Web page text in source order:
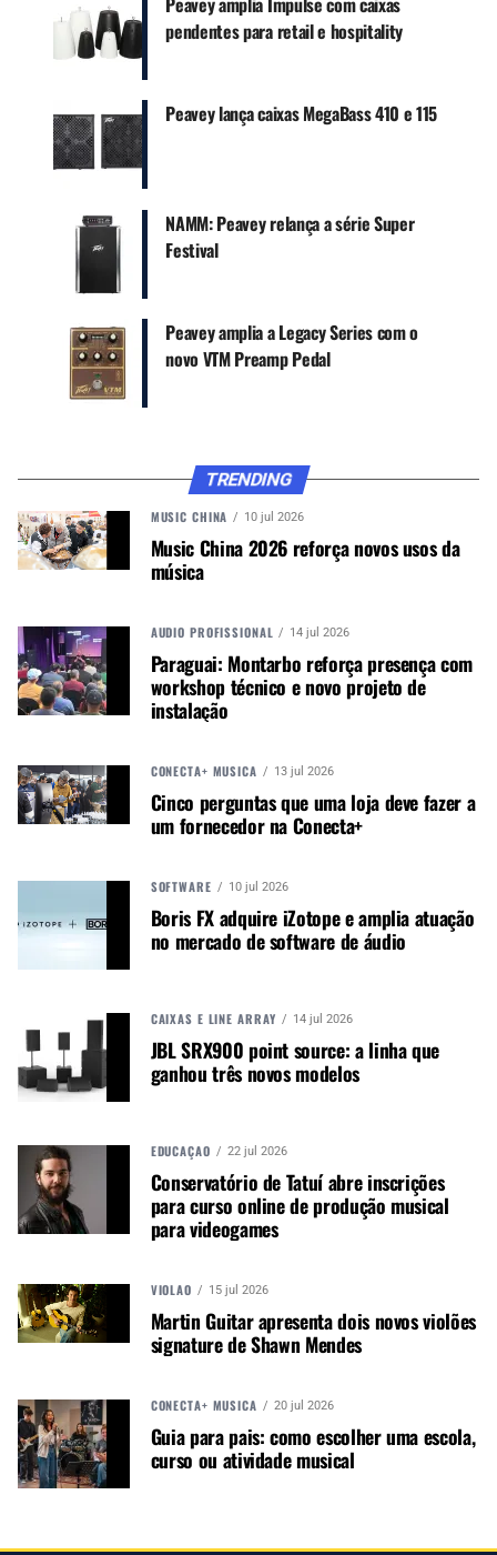
ELETRÔNICA E DESIGN DE PONTA
Ao atualizar a tecnologia VFL (Vertical Flux
Loading), esses modelos melhoram o
desempenho de alta frequência graças a um
campo magnético otimizado. Eles também
incluem um equalizador ativo de 3 bandas,
Com uma escala de 35 polegadas, os baixos
Cirrus garantem graves profundos e definidos. O
braço possui uma escala de jacarandá com 24
trastes médio-jumbo, reforçada com estrutura de
coração roxo para estabilidade e caráter visual. A
acabamento em óleo natural, exceto nas versões
Trans, que apresentam um elegante Gloss Burst.
Os toques distintivos incluem uma incrustação do
logotipo Cirrus no 12º traste, tarraxas e pestana
de grafite para leveza e sustentação, e ferragens
pretas — ou douradas nos modelos Maple — com
Autor:Redação M&M
promover e divulgar o mercado e
negócios para o music business,
indústria de áudio profissional,
fazemos.
pendentes para retail e hospitality
Peavey lança caixas MegaBass 410 e 115
NAMM: Peavey relança a série Super
Festival
Peavey amplia a Legacy Series com o
novo VTM Preamp Pedal
TRENDING
MUSIC CHINA 10 jul 2026
Music China 2026 reforça novos usos da
música
AUDIO PROFISSIONAL 14 jul 2026
Paraguai: Montarbo reforça presença com
workshop técnico e novo projeto de
instalação
CONECTA+ MÚSICA 13 jul 2026
Cinco perguntas que uma loja deve fazer a
um fornecedor na Conecta+
SOFTWARE 10 jul 2026
Boris FX adquire iZotope e amplia atuação
no mercado de software de áudio
CAIXAS E LINE ARRAY 14 jul 2026
JBL SRX900 point source: a linha que
ganhou três novos modelos
EDUCAÇÃO 22 jul 2026
Conservatório de Tatuí abre inscrições
para curso online de produção musical
para videogames
VIOLÃO 15 jul 2026
Martin Guitar apresenta dois novos violões
signature de Shawn Mendes
CONECTA+ MÚSICA 20 jul 2026
Guia para pais: como escolher uma escola,
curso ou atividade musical